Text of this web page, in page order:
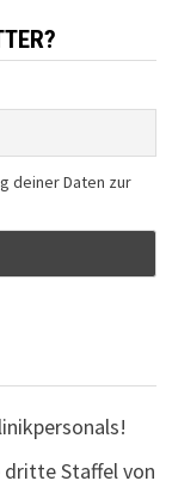
deiner Daten zur
dritte Staffel von